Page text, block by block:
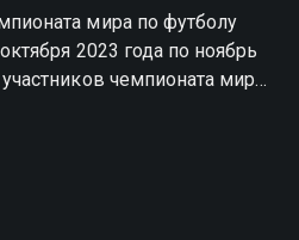
мира по футболу
2023 года по ноябрь
чемпионата мира
два раунда будут